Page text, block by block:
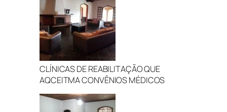
CLÍNICAS DE REABILITAÇÃO QUE
AQCEITMA CONVÊNIOS MÉDICOS